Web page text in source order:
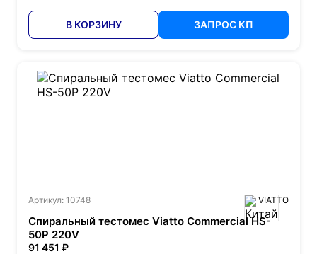
В КОРЗИНУ ЗАПРОС КП
Артикул: 10748 VIATTO
Спиральный тестомес Viatto Commercial HS-
50P 220V
91 451 ₽